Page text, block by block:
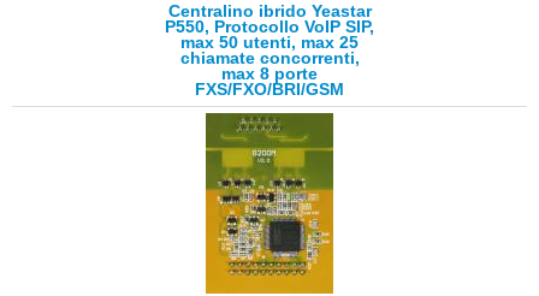
Centralino ibrido Yeastar
P550, Protocollo VoIP SIP,
max 50 utenti, max 25
chiamate concorrenti,
max 8 porte
FXS/FXO/BRI/GSM